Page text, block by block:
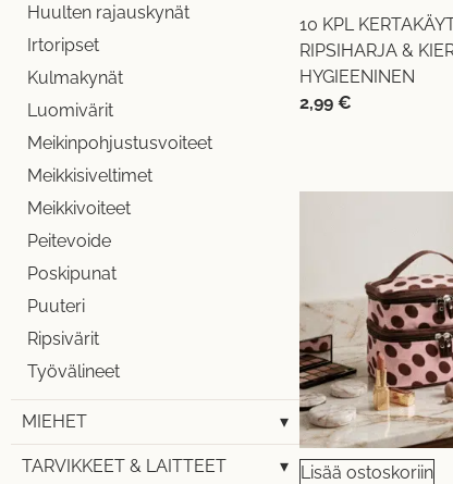
Huulten rajauskynät
Irtoripset
Kulmakynät
Luomivärit
Meikinpohjustusvoiteet
Meikkisiveltimet
Meikkivoiteet
Peitevoide
Poskipunat
Puuteri
Ripsivärit
Työvälineet
MIEHET ▾
TARVIKKEET & LAITTEET ▾
10 KPL
RIPSIHARJA &
HYGIEENINEN
2,99 €
Lisää ostoskoriin